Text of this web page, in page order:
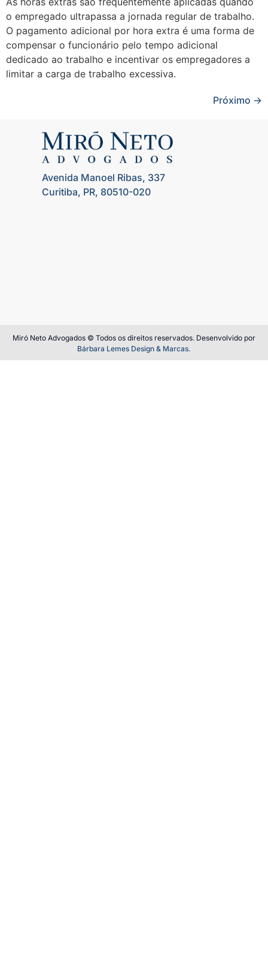
o empregado ultrapassa a jornada regular de trabalho.
O pagamento adicional por hora extra é uma forma de
compensar o funcionário pelo tempo adicional
dedicado ao trabalho e incentivar os empregadores a
limitar a carga de trabalho excessiva.
Próximo →
Avenida Manoel Ribas, 337
Curitiba, PR, 80510-020
Miró Neto Advogados © Todos os direitos reservados. Desenvolvido por
Bárbara Lemes Design & Marcas.